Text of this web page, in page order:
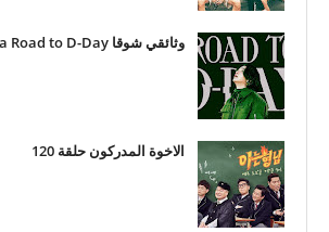
وثائقي شوقا Suga Road to D-Day مترجم للعربية
الاخوة المدركون حلقة 120